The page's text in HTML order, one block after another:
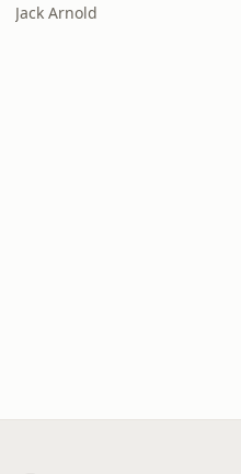
Jack Arnold